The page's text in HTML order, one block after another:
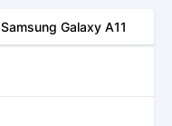
Samsung Galaxy A11